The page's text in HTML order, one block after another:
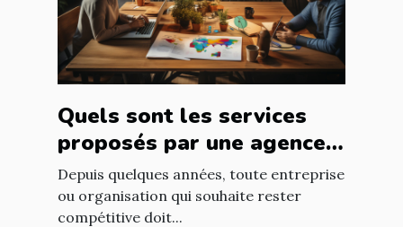
Quels sont les services
proposés par une agence
web ?
Depuis quelques années, toute entreprise
ou organisation qui souhaite rester
compétitive doit...